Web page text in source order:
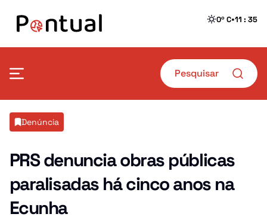
0º C•11 : 35
Mais Pontual
Defesa
Transportes
Crime
Sociedade
Economia
Denúncia
PRS denuncia obras públicas
paralisadas há cinco anos na
Ecunha